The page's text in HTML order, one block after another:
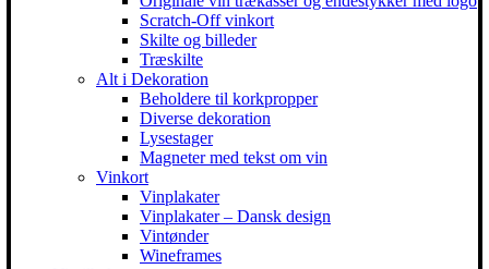
Scratch-Off vinkort
Skilte og billeder
Træskilte
Alt i Dekoration
Beholdere til korkpropper
Diverse dekoration
Lysestager
Magneter med tekst om vin
Vinkort
Vinplakater
Vinplakater – Dansk design
Vintønder
Wineframes